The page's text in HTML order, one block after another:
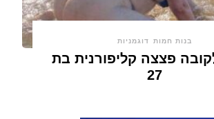
בנות חמות דוגמניות
פצצה קליפורנית בת
27